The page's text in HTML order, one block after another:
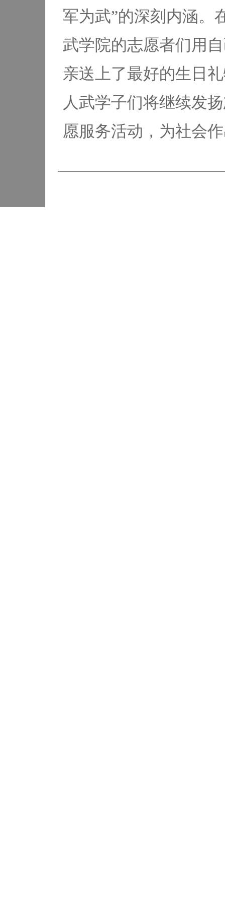
军为武”的深刻内涵。
武学院的志愿者们用
亲送上了最好的生日
人武学子们将继续发
愿服务活动，为社会